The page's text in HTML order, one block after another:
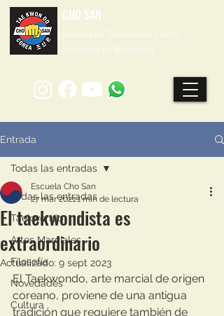
CHO SAN
Escuela de Taekwondo y Artes
Marciales en Barcelona
Entrada
Todas las entradas
Taekwondo
Artes Marciales
Filosofía
Novedades
Cultura
Todas las entradas
El taekwondista es
extraordinario
Escuela Cho San
27 mar 20211 min de lectura
Actualizado: 9 sept 2023
El Taekwondo, arte marcial de origen
coreano, proviene de una antigua
tradición que requiere también de